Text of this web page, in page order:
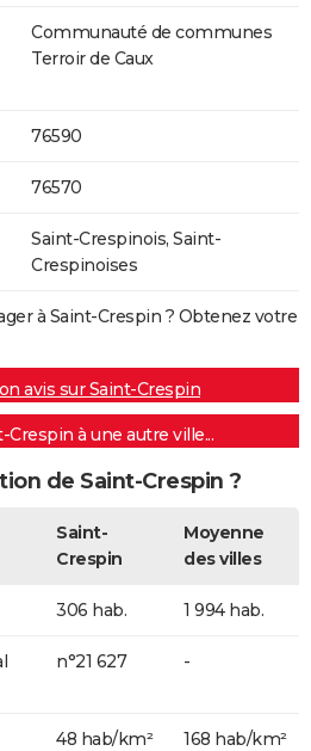
Communauté de communes
Terroir de Caux
76590
76570
Saint-Crespinois, Saint-
Crespinoises
à Saint-Crespin ? Obtenez votre
avis sur Saint-Crespin
à une autre ville...
de Saint-Crespin ?
Saint-
Crespin
Moyenne
des villes
306 hab. 1 994 hab.
n°21 627 -
48 hab/km² 168 hab/km²